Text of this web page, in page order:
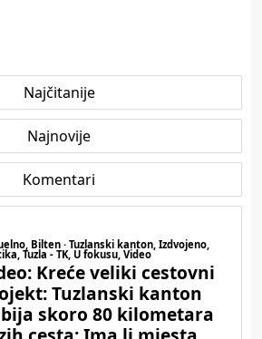
Najčitanije
Najnovije
Komentari